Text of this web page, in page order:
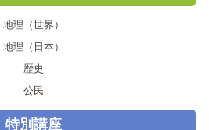
地理（世界）
地理（日本）
歴史
公民
特別講座